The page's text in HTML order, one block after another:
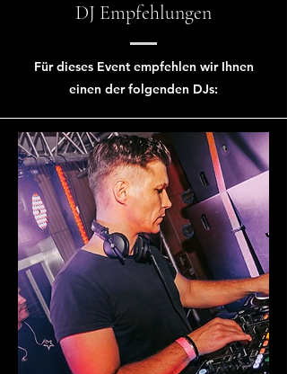
DJ Empfehlungen
Für dieses Event empfehlen wir Ihnen
einen der folgenden DJs: